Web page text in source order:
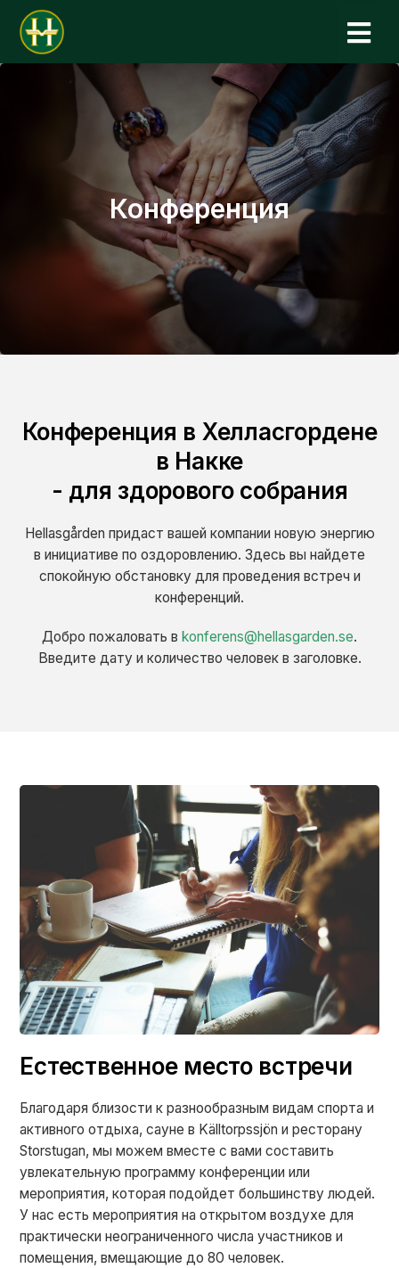
Конференция
Конференция в Хелласгордене
в Накке
- для здорового собрания
Hellasgården придаст вашей компании новую энергию
в инициативе по оздоровлению. Здесь вы найдете
спокойную обстановку для проведения встреч и
конференций.
Добро пожаловать в konferens@hellasgarden.se.
Введите дату и количество человек в заголовке.
Естественное место встречи
Благодаря близости к разнообразным видам спорта и
активного отдыха, сауне в Källtorpssjön и ресторану
Storstugan, мы можем вместе с вами составить
увлекательную программу конференции или
мероприятия, которая подойдет большинству людей.
У нас есть мероприятия на открытом воздухе для
практически неограниченного числа участников и
помещения, вмещающие до 80 человек.